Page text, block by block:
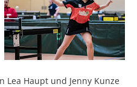
Lea Haupt und Jenny Kunze